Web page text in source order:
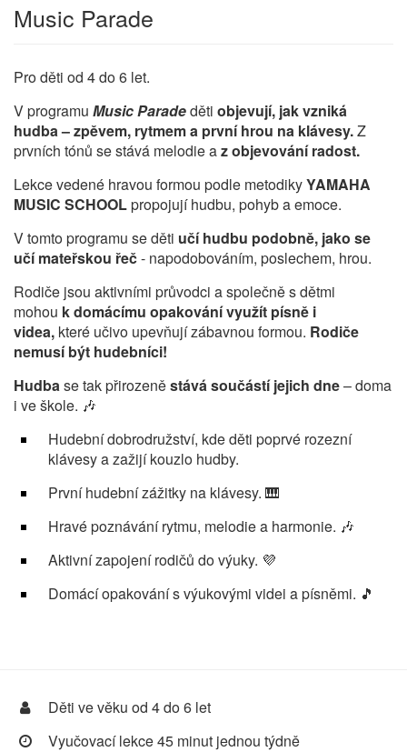
Music Parade
Pro děti od 4 do 6 let.
V programu Music Paradeděti objevují, jak vzniká
hudba – zpěvem, rytmem a první hrou na klávesy.Z
prvních tónů se stává melodie az objevování radost.
Lekce vedené hravou formou podle metodikyYAMAHA
MUSIC SCHOOLpropojují hudbu, pohyb a emoce.
V tomto programu se děti učí hudbu podobně, jako se
učí mateřskou řeč- napodobováním, poslechem, hrou.
Rodiče jsou aktivními průvodci a společně s dětmi
mohou k domácímu opakování využít písně i
videa, které učivo upevňují zábavnou formou. Rodiče
nemusí být hudebníci!
Hudbase tak přirozeněstává součástí jejich dne– doma
i ve škole. 🎶
Hudební dobrodružství, kde děti poprvé rozezní
klávesy a zažijí kouzlo hudby.
První hudební zážitky na klávesy. 🎹
Hravé poznávání rytmu, melodie a harmonie. 🎶
Aktivní zapojení rodičů do výuky. 💜
Domácí opakování s výukovými videi a písněmi. 🎵
Děti ve věku od 4 do 6 let
Vyučovací lekce 45 minut jednou týdně